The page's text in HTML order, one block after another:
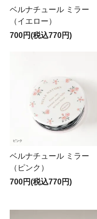
ベルナチュール ミラー
（イエロー）
700円(税込770円)
ベルナチュール ミラー
（ピンク）
700円(税込770円)